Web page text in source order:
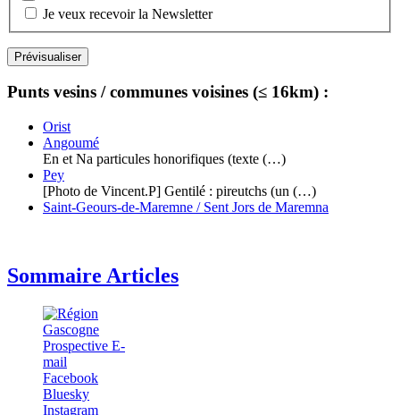
Je veux recevoir la Newsletter
Punts vesins / communes voisines (≤ 16km) :
Orist
Angoumé
En et Na particules honorifiques (texte (…)
Pey
[Photo de Vincent.P] Gentilé : pireutchs (un (…)
Saint-Geours-de-Maremne / Sent Jors de Maremna
Sommaire Articles